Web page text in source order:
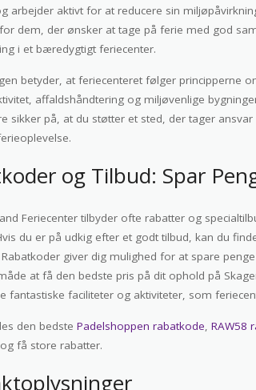
arbejder aktivt for at reducere sin
dem, der ønsker at tage på ferie med god
i et bæredygtigt feriecenter.
betyder, at feriecenteret følger principperne
affaldshåndtering og miljøvenlige
sikker på, at du støtter et sted, der tager
og Tilbud: Spar
Feriecenter tilbyder ofte rabatter og
du er på udkig efter et godt tilbud, kan du
giver dig mulighed for at spare
at få den bedste pris på dit ophold på
fantastiske faciliteter og aktiviteter, som
den bedste Padelshoppen rabatkode, RAW58
og få store rabatter.